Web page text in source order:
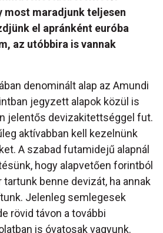
most maradjunk teljesen
el apránként euróba
az utóbbira is vannak
denominált alap az Amundi
jegyzett alapok közül is
jelentős devizakitettséggel fut.
aktívabban kell kezelnünk
A szabad futamidejű alapnál
hogy alapvetően forintból
tartunk benne devizát, ha annak
Jelenleg semlegesek
rövid távon a további
is óvatosak vagyunk.